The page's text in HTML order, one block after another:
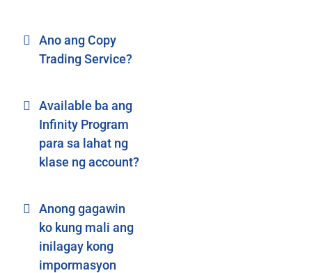
Ano ang Copy
Trading Service?
Available ba ang
Infinity Program
para sa lahat ng
klase ng account?
Anong gagawin
ko kung mali ang
inilagay kong
impormasyon